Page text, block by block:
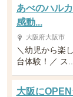
あべのハル
感動...
大阪府大阪市
＼幼児から楽
台体験！／ ス...
大阪に